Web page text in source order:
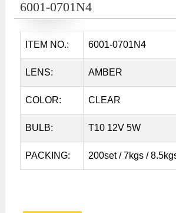
6001-0701N4│
ITEM NO.: 6001-0701N4
LENS: AMBER
COLOR: CLEAR
BULB: T10 12V 5W
PACKING: 200set / 7kgs /